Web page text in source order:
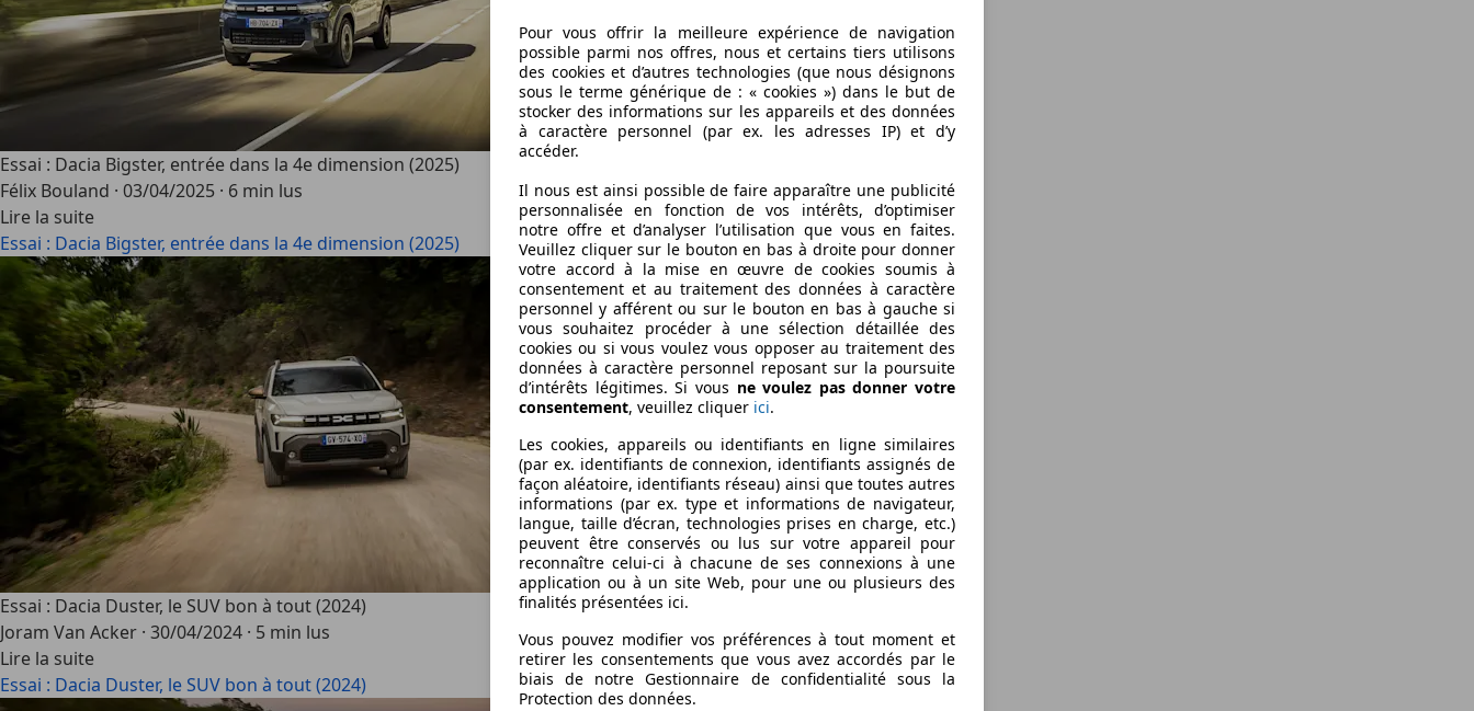
Essai : Dacia Bigster, entrée dans la 4e dimension (2025)
Félix Bouland · 03/04/2025 · 6 min lus
Lire la suite
Essai : Dacia Bigster, entrée dans la 4e dimension (2025)
Essai : Dacia Duster, le SUV bon à tout (2024)
Joram Van Acker · 30/04/2024 · 5 min lus
Lire la suite
Essai : Dacia Duster, le SUV bon à tout (2024)
Pour vous offrir la meilleure expérience de navigation
possible parmi nos offres, nous et certains tiers utilisons
des cookies et d’autres technologies (que nous désignons
sous le terme générique de : « cookies ») dans le but de
stocker des informations sur les appareils et des données
à caractère personnel (par ex. les adresses IP) et d’y
accéder.
Il nous est ainsi possible de faire apparaître une publicité
personnalisée en fonction de vos intérêts, d’optimiser
notre offre et d’analyser l’utilisation que vous en faites.
Veuillez cliquer sur le bouton en bas à droite pour donner
votre accord à la mise en œuvre de cookies soumis à
consentement et au traitement des données à caractère
personnel y afférent ou sur le bouton en bas à gauche si
vous souhaitez procéder à une sélection détaillée des
cookies ou si vous voulez vous opposer au traitement des
données à caractère personnel reposant sur la poursuite
d’intérêts légitimes. Si vous ne voulez pas donner votre
consentement, veuillez cliquer ici.
Les cookies, appareils ou identifiants en ligne similaires
(par ex. identifiants de connexion, identifiants assignés de
façon aléatoire, identifiants réseau) ainsi que toutes autres
informations (par ex. type et informations de navigateur,
langue, taille d’écran, technologies prises en charge, etc.)
peuvent être conservés ou lus sur votre appareil pour
reconnaître celui-ci à chacune de ses connexions à une
application ou à un site Web, pour une ou plusieurs des
finalités présentées ici.
Vous pouvez modifier vos préférences à tout moment et
retirer les consentements que vous avez accordés par le
biais de notre Gestionnaire de confidentialité sous la
Protection des données.